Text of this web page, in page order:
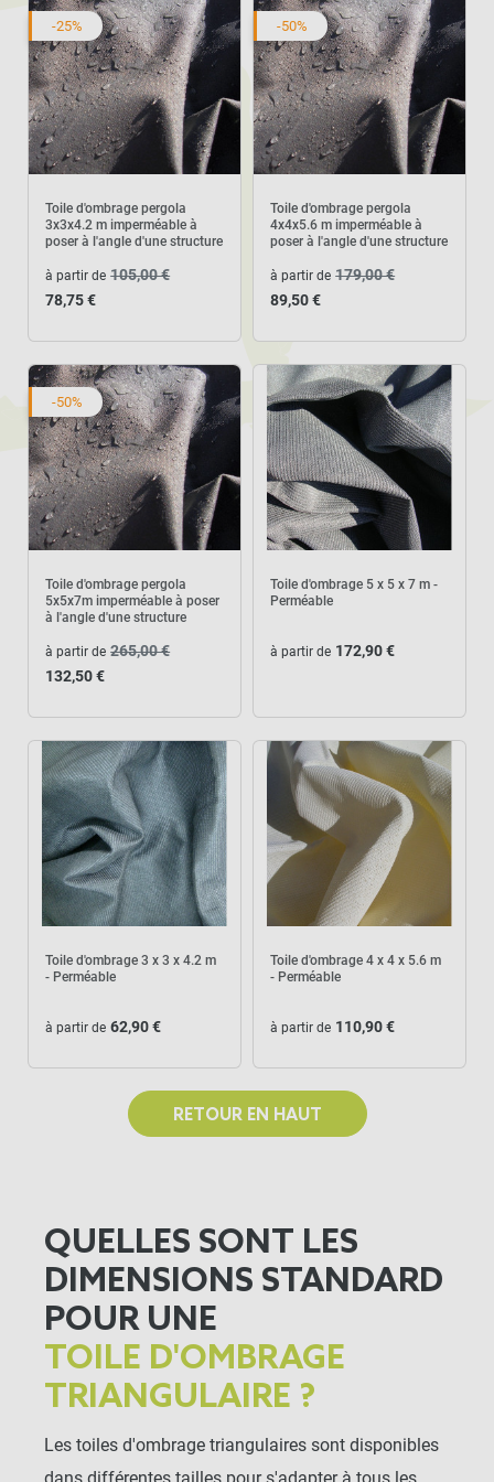
-25%
Toile d'ombrage pergola
3x3x4.2 m imperméable à
poser à l'angle d'une structure
à partir de 105,00 €
78,75 €
-50%
Toile d'ombrage pergola
4x4x5.6 m imperméable à
poser à l'angle d'une structure
à partir de 179,00 €
89,50 €
-50%
Toile d'ombrage pergola
5x5x7m imperméable à poser
à l'angle d'une structure
à partir de 265,00 €
132,50 €
Toile d'ombrage 5 x 5 x 7 m -
Perméable
à partir de 172,90 €
Toile d'ombrage 3 x 3 x 4.2 m
- Perméable
à partir de 62,90 €
Toile d'ombrage 4 x 4 x 5.6 m
- Perméable
à partir de 110,90 €
RETOUR EN HAUT
QUELLES SONT LES
DIMENSIONS STANDARD
POUR UNE
TOILE D'OMBRAGE
TRIANGULAIRE ?
Les toiles d'ombrage triangulaires sont disponibles